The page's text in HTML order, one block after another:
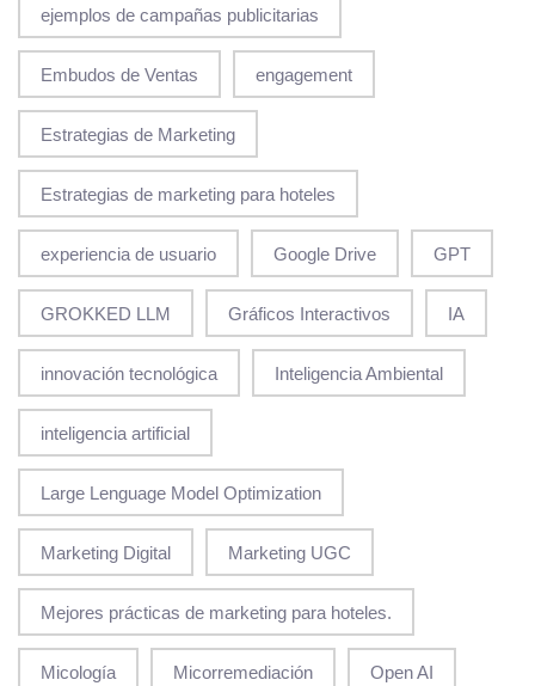
ejemplos de campañas publicitarias
Embudos de Ventas engagement
Estrategias de Marketing
Estrategias de marketing para hoteles
experiencia de usuario Google Drive GPT
GROKKED LLM Gráficos Interactivos IA
innovación tecnológica Inteligencia Ambiental
inteligencia artificial
Large Lenguage Model Optimization
Marketing Digital Marketing UGC
Mejores prácticas de marketing para hoteles.
Micología Micorremediación Open AI